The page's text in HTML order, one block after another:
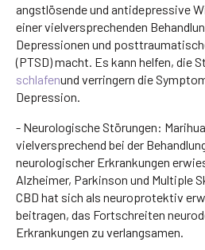
angstlösende und antidepressive
einer vielversprechenden
Depressionen und
(PTSD) macht. Es kann helfen, die
schlafenund verringern die
Depression.
- Neurologische Störungen:
vielversprechend bei der
neurologischer Erkrankungen
Alzheimer, Parkinson und Multiple
CBD hat sich als neuroprotektiv
beitragen, das Fortschreiten
Erkrankungen zu verlangsamen.